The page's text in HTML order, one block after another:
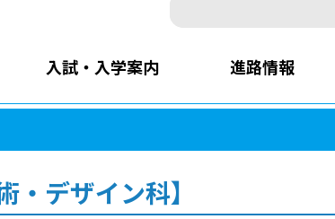
入試・入学案内 進路情報
デザイン科】